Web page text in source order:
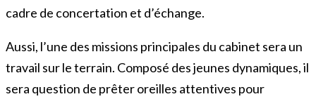
cadre de concertation et d’échange.
Aussi, l’une des missions principales du cabinet sera un
travail sur le terrain. Composé des jeunes dynamiques, il
sera question de prêter oreilles attentives pour